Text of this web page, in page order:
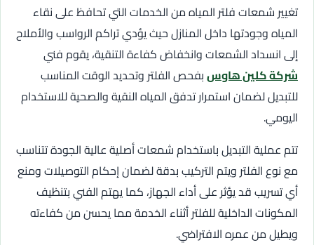
تغيير شمعات فلتر المياه من الخدمات التي تحافظ على نقاء
المياه وجودتها داخل المنازل حيث يؤدي تراكم الرواسب والأملاح
إلى انسداد الشمعات وانخفاض كفاءة التنقية، يقوم فني
شركة كلين هاوسبفحص الفلتر وتحديد الوقت المناسب
للتبديل لضمان استمرار تدفق المياه النقية والصحية للاستخدام
اليومي.
تتم عملية التبديل باستخدام شمعات أصلية عالية الجودة تتناسب
مع نوع الفلتر ويتم التركيب بدقة لضمان إحكام التوصيلات ومنع
أي تسريب قد يؤثر على أداء الجهاز، كما يهتم الفني بتنظيف
المكونات الداخلية للفلتر أثناء الخدمة مما يحسن من كفاءته
ويطيل من عمره الافتراضي.